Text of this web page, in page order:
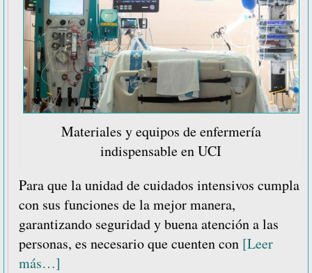
Materiales y equipos de enfermería
indispensable en UCI
Para que la unidad de cuidados intensivos cumpla
con sus funciones de la mejor manera,
garantizando seguridad y buena atención a las
personas, es necesario que cuenten con [Leer
más…]